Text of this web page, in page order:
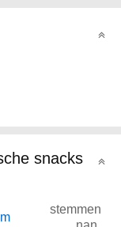
snacks
stemmen